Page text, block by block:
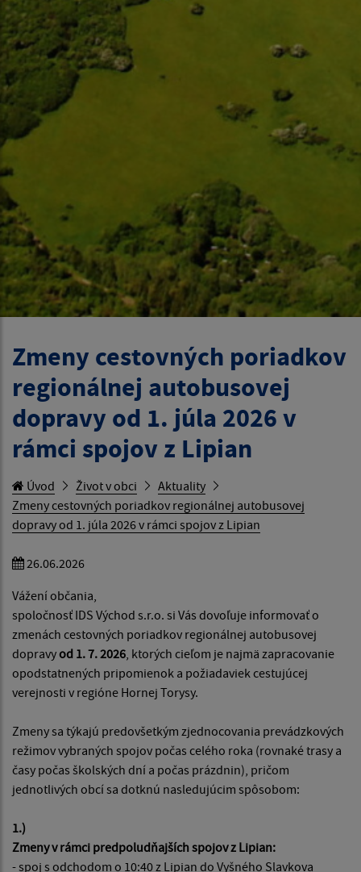
Zmeny cestovných poriadkov
regionálnej autobusovej
dopravy od 1. júla 2026 v
rámci spojov z Lipian
Úvod Život v obci
Aktuality
Zmeny cestovných poriadkov regionálnej autobusovej
dopravy od 1. júla 2026 v rámci spojov z Lipian
26.06.2026
Vážení občania,
spoločnosť IDS Východ s.r.o. si Vás dovoľuje informovať o
zmenách cestovných poriadkov regionálnej autobusovej
dopravyod 1. 7. 2026 , ktorých cieľom je najmä zapracovanie
opodstatnených pripomienok a požiadaviek cestujúcej
verejnosti v regióne Hornej Torysy.
Zmeny sa týkajú predovšetkým zjednocovania prevádzkových
režimov vybraných spojov počas celého roka (rovnaké trasy a
časy počas školských dní a počas prázdnin), pričom
jednotlivých obcí sa dotknú nasledujúcim spôsobom:
1.)
Zmeny v rámci predpoludňajších spojov z Lipian:
- spoj s odchodom o 10:40 z Lipian do Vyšného Slavkova